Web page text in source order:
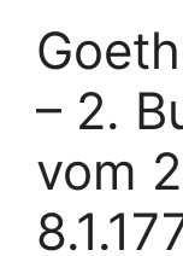
– 2.
vom